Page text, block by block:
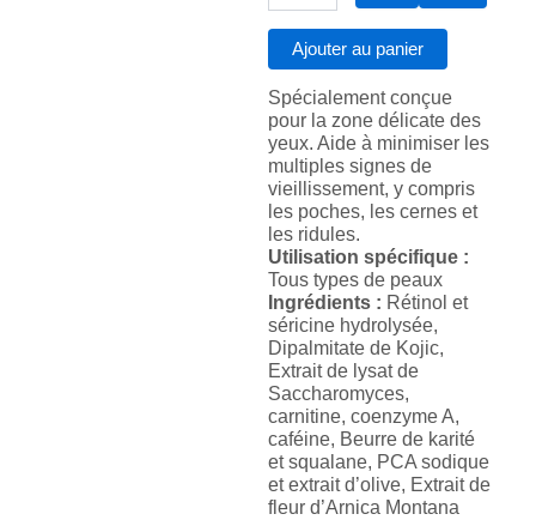
Illuminatrice
pour
les
Yeux
Ajouter au panier
Spécialement conçue
pour la zone délicate des
yeux. Aide à minimiser les
multiples signes de
vieillissement, y compris
les poches, les cernes et
les ridules.
Utilisation spécifique :
Tous types de peaux
Ingrédients : Rétinol et
séricine hydrolysée,
Dipalmitate de Kojic,
Extrait de lysat de
Saccharomyces,
carnitine, coenzyme A,
caféine, Beurre de karité
et squalane, PCA sodique
et extrait d’olive, Extrait de
fleur d’Arnica Montana